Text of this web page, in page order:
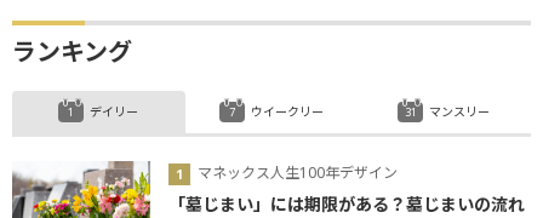
ランキング
デイリー
マネックス人生100年デザイン
「墓じまい」には期限がある？墓じまいの流れ
ウイークリー マンスリー